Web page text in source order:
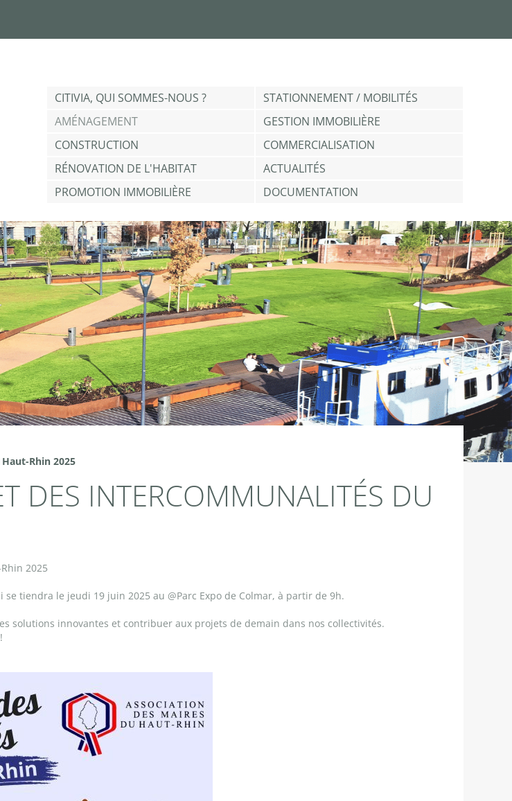
CITIVIA, QUI SOMMES-NOUS ?
STATIONNEMENT / MOBILITÉS
AMÉNAGEMENT
GESTION IMMOBILIÈRE
CONSTRUCTION
COMMERCIALISATION
RÉNOVATION DE L'HABITAT
ACTUALITÉS
PROMOTION IMMOBILIÈRE
DOCUMENTATION
Rhin 2025
DES INTERCOMMUNALITÉS DU
2025
tiendra le jeudi 19 juin 2025 au @Parc Expo de Colmar, à partir de 9h.
solutions innovantes et contribuer aux projets de demain dans nos collectivités.